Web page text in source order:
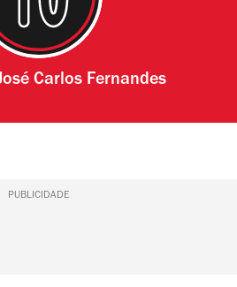
Carlos Fernandes
PUBLICIDADE